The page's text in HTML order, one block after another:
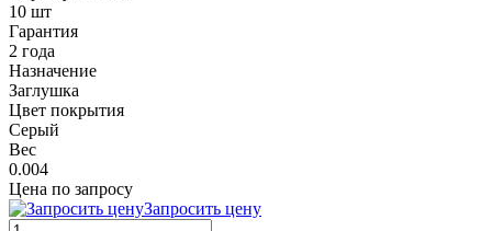
10 шт
Гарантия
2 года
Назначение
Заглушка
Цвет покрытия
Серый
Вес
0.004
Цена по запросу
Запросить цену